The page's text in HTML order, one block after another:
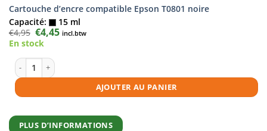
Cartouche d’encre compatible Epson T0801 noire
Capacité:
15 ml
€4,95 Le
prix
initial
€4,95.
€4,45Le
prix
incl.btw
En stock
quantité de Cartouche d'encre compatible Epson T0801 noire
AJOUTER AU PANIER
PLUS D’INFORMATIONS